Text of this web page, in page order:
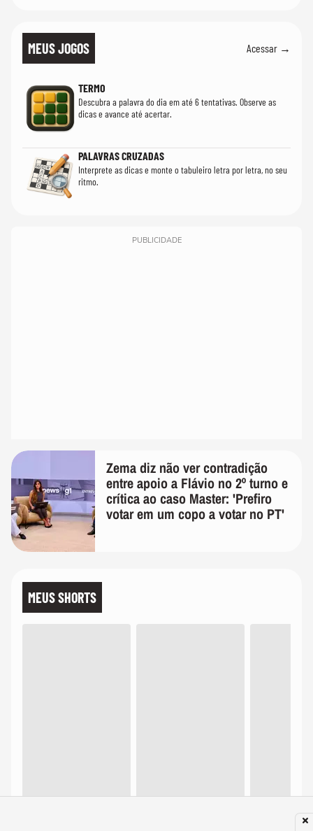
MEUS JOGOS Acessar →
TERMO
Descubra a palavra do dia em até 6 tentativas. Observe as
dicas e avance até acertar.
PALAVRAS CRUZADAS
Interprete as dicas e monte o tabuleiro letra por letra, no seu
ritmo.
PUBLICIDADE
Zema diz não ver contradição
entre apoio a Flávio no 2º turno e
crítica ao caso Master: 'Prefiro
votar em um copo a votar no PT'
MEUS SHORTS